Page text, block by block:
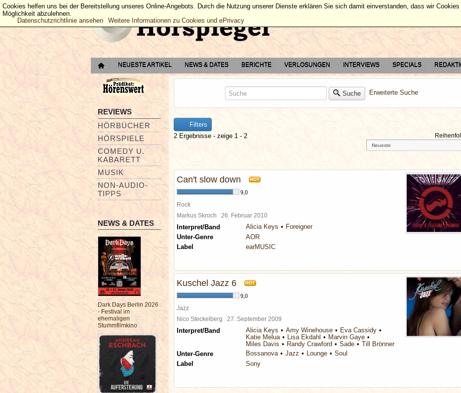
NEUESTE ARTIKEL NEWS & DATES BERICHTE VERLOSUNGEN INTERVIEWS SPECIALS
REVIEWS
HÖRBÜCHER
HÖRSPIELE
COMEDY U.
KABARETT
MUSIK
NON-AUDIO-
TIPPS
NEWS & DATES
Dark Days Berlin 2026
- Festival im
ehemaligen
Stummfilmkino
Suche Erweiterte Suche
Filters
2 Ergebnisse - zeige 1 - 2
Can't slow down HOT
9,0
Rock
Markus Skroch 26. Februar 2010
Interpret/Band Alicia Keys
Foreigner
Unter-Genre
AOR
Label
earMUSIC
Kuschel Jazz 6 HOT
9,0
Jazz
Nico Steckelberg 27. September 2009
Interpret/Band Alicia Keys Amy Winehouse
Eva Cassidy
Katie Melua
Lisa Ekdahl
Marvin Gaye
Miles Davis
Randy Crawford Sade
Till Brönner
Unter-Genre
Bossanova Jazz Lounge
Soul
Label
Sony
Cookies helfen uns bei der Bereitstellung unseres Online-Angebots. Durch die Nutzung unserer Dienste erklären Sie sich damit einverstanden, dass wir
Möglichkeit abzulehnen.
Datenschutzrichtlinie ansehen
Weitere Informationen zu Cookies und ePrivacy